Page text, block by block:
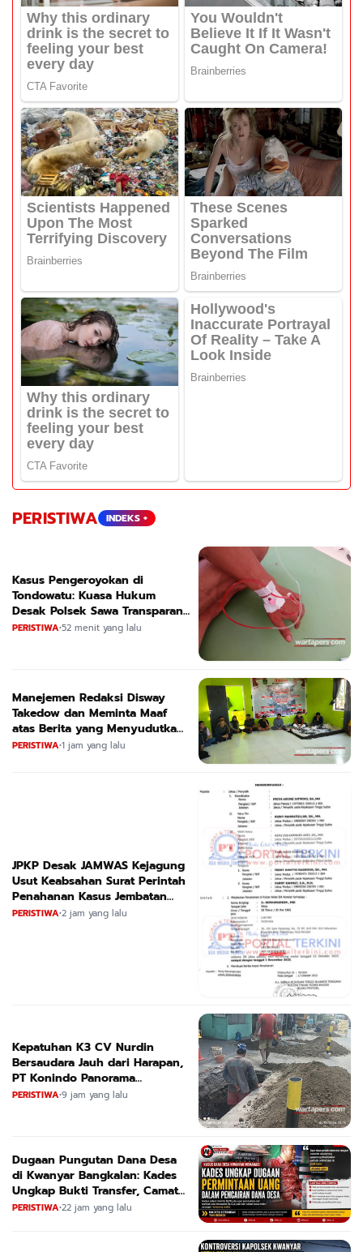
PERISTIWA INDEKS +
Kasus Pengeroyokan di
Tondowatu: Kuasa Hukum
Desak Polsek Sawa Transparan
dan Segera Tetapkan Tersangka
PERISTIWA•52 menit yang lalu
Manejemen Redaksi Disway
Takedow dan Meminta Maaf
atas Berita yang Menyudutkan
APL
PERISTIWA•1 jam yang lalu
JPKP Desak JAMWAS Kejagung
Usut Keabsahan Surat Perintah
Penahanan Kasus Jembatan
CIRAUCI II
PERISTIWA•2 jam yang lalu
Kepatuhan K3 CV Nurdin
Bersaudara Jauh dari Harapan,
PT Konindo Panorama
Konsultan Dituding Lalai Awasi
PERISTIWA•9 jam yang lalu
Dugaan Pungutan Dana Desa
di Kwanyar Bangkalan: Kades
Ungkap Bukti Transfer, Camat
Beri Bantahan Tegas
PERISTIWA•22 jam yang lalu